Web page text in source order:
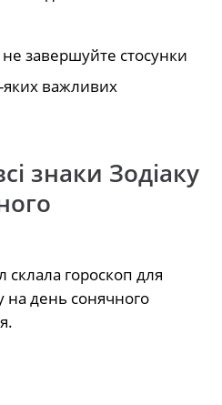
завершуйте стосунки
яких важливих
знаки Зодіаку
гороскоп для
на день сонячного